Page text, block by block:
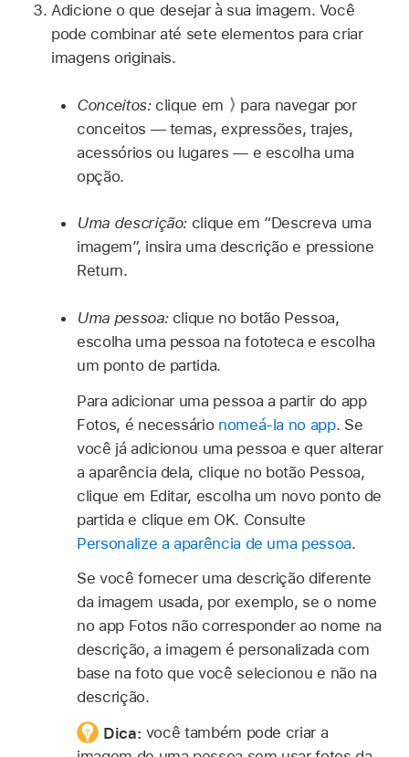
Adicione o que desejar à sua imagem. Você
pode combinar até sete elementos para criar
imagens originais.
Conceitos:clique em
para navegar por
conceitos — temas, expressões, trajes,
acessórios ou lugares — e escolha uma
opção.
Uma descrição: clique em “Descreva uma
imagem”, insira uma descrição e pressione
Return.
Uma pessoa:clique no botão Pessoa,
escolha uma pessoa na fototeca e escolha
um ponto de partida.
Para adicionar uma pessoa a partir do app
Fotos, é necessário nomeá-la no app. Se
você já adicionou uma pessoa e quer alterar
a aparência dela, clique no botão Pessoa,
clique em Editar, escolha um novo ponto de
partida e clique em OK. Consulte
Personalize a aparência de uma pessoa.
Se você fornecer uma descrição diferente
da imagem usada, por exemplo, se o nome
no app Fotos não corresponder ao nome na
descrição, a imagem é personalizada com
base na foto que você selecionou e não na
descrição.
Dica: você também pode criar a